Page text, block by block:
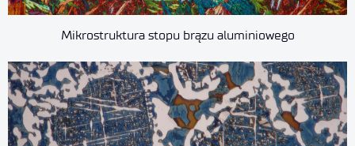
Mikrostruktura stopu brązu aluminiowego